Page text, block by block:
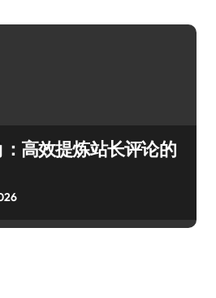
高效提炼站长评论的